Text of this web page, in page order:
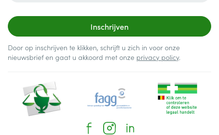
Inschrijven
Door op inschrijven te klikken, schrijft u zich in voor onze
nieuwsbrief en gaat u akkoord met onze privacy policy.